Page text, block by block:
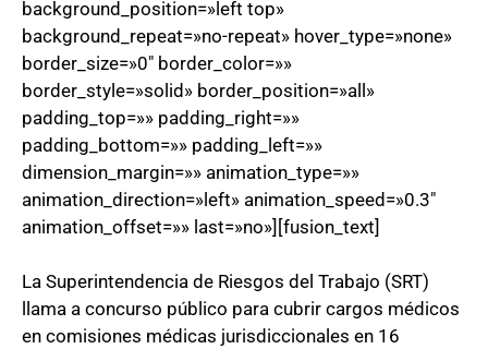
background_position=»left top»
background_repeat=»no-repeat» hover_type=»none»
border_size=»0″ border_color=»»
border_style=»solid» border_position=»all»
padding_top=»» padding_right=»»
padding_bottom=»» padding_left=»»
dimension_margin=»» animation_type=»»
animation_direction=»left» animation_speed=»0.3″
animation_offset=»» last=»no»][fusion_text]
La Superintendencia de Riesgos del Trabajo (SRT)
llama a concurso público para cubrir cargos médicos
en comisiones médicas jurisdiccionales en 16